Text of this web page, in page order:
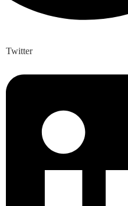
Twitter